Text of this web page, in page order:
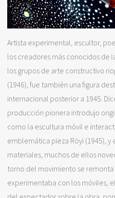
Artista experimental, escultor,
los creadores más conocidos de
los grupos de arte constructivo
(1946), fue también una figura
internacional posterior a 1945.
producción pionera introdujo
como la escultura móvil e
emblemática pieza Röyi (1945),
materiales, muchos de ellos
torno del movimiento se remonta
experimentaba con los móviles,